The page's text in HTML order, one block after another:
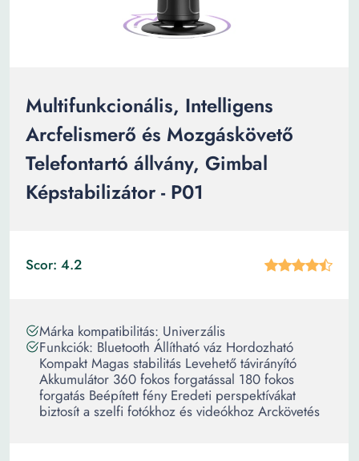
Multifunkcionális, Intelligens
Arcfelismerő és Mozgáskövető
Telefontartó állvány, Gimbal
Képstabilizátor - P01
Scor: 4.2
Márka kompatibilitás: Univerzális
Funkciók: Bluetooth Állítható váz Hordozható
Kompakt Magas stabilitás Levehető távirányító
Akkumulátor 360 fokos forgatással 180 fokos
forgatás Beépített fény Eredeti perspektívákat
biztosít a szelfi fotókhoz és videókhoz Arckövetés